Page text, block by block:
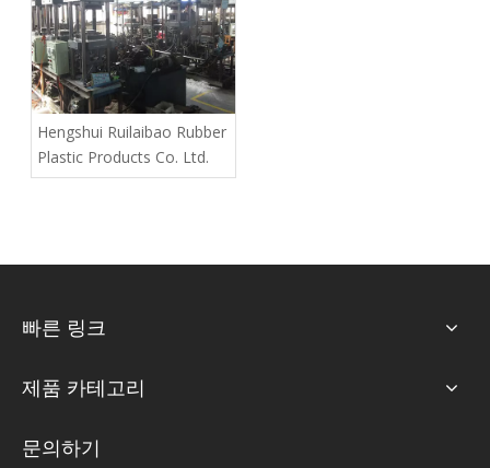
Hengshui Ruilaibao Rubber
Plastic Products Co. Ltd.
빠른 링크
제품 카테고리
문의하기